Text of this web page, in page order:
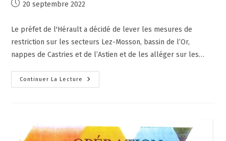
20 septembre 2022
Le préfet de l'Hérault a décidé de lever les mesures de
restriction sur les secteurs Lez-Mosson, bassin de l’Or,
nappes de Castries et de l’Astien et de les alléger sur les…
Continuer La Lecture